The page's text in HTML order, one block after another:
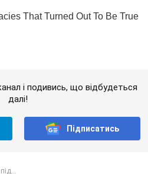
і подивись, що відбудеться
далі!
Підписатись